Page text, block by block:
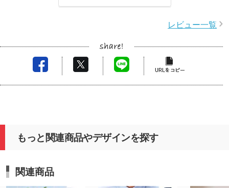
レビュー一覧
もっと関連商品やデザインを探す
関連商品